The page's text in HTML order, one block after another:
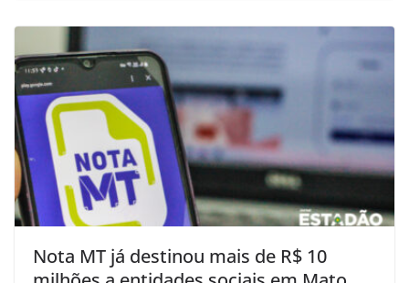
Nota MT já destinou mais de R$ 10